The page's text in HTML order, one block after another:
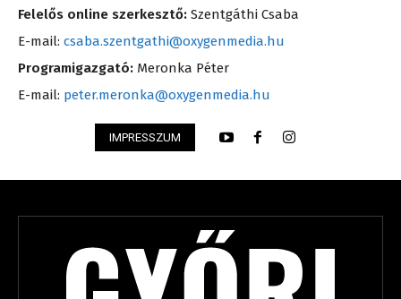
Felelős online szerkesztő: Szentgáthi Csaba
E-mail: csaba.szentgathi@oxygenmedia.hu
Programigazgató: Meronka Péter
E-mail: peter.meronka@oxygenmedia.hu
IMPRESSZUM